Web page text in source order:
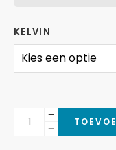
KELVIN